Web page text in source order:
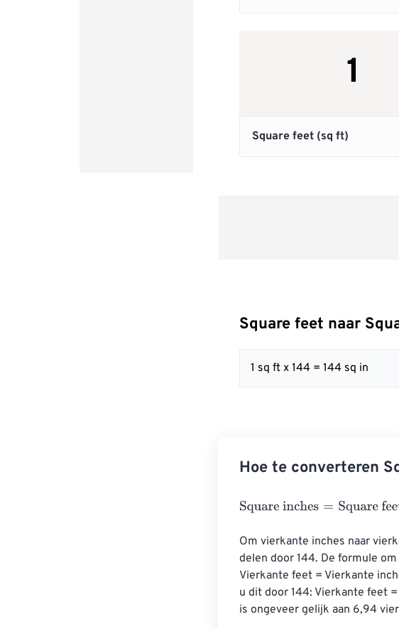
Square feet naar
1 sq ft x 144 = 144 sq in
Hoe te converteren
Square inches= Square feet ×
Om vierkante inches naar
delen door 144. De formule
Vierkante feet = Vierkante
u dit door 144: Vierkante feet
is ongeveer gelijk aan 6,94